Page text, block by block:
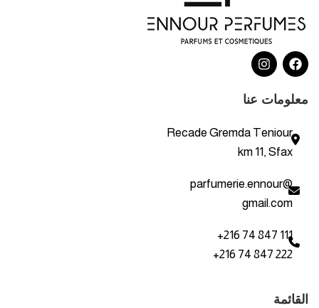
معلومات عنا
Recade Gremda Teniour
km 11, Sfax
parfumerie.ennour@
gmail.com
+216 74 847 111
+216 74 847 222
القائمة